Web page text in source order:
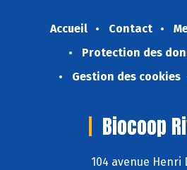
Accueil Contact
Protection des
Gestion des cookies
Biocoop
104 avenue Henri